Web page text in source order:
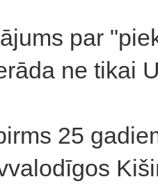
par
ne tikai
25